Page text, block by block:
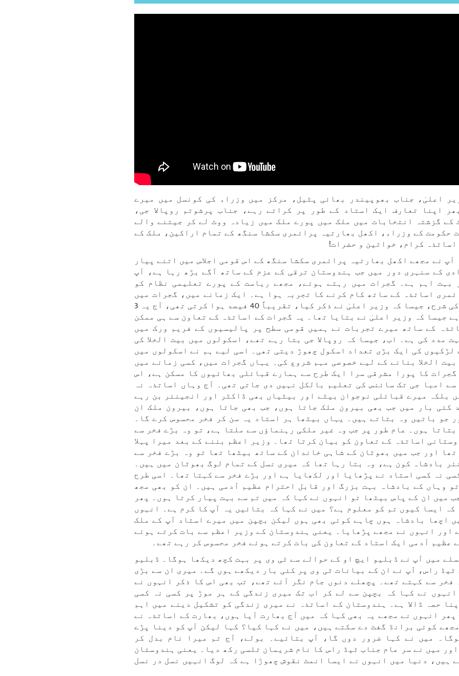
اعلیٰ، جناب بھوپیندر بھائی پٹیل، مرکز میں وزراء کی کونسل میں میرے
اپنا تعارف ایک استاد کے طور پر کراتے رہے، جناب پرشوتم روپالا جی،
کے گزشتہ انتخابات میں ملک میں پورے ملک میں زیادہ ووٹ لے کر جیتنے والے
حکومت کے وزراء، اکھل بھارتیہ پرائمری سکشا سنگھ کے تمام اراکین، ملک کے
کرام، خواتین و حضرات!
نے مجھے اکھل بھارتیہ پرائمری سکشا سنگھ کے اس قومی اجلاس میں اتنے پیار
کے سنہری دور میں جب ہندوستان ترقی کے عزم کے ساتھ آگے بڑھ رہا ہے، آپ
بہت اہم ہے۔ گجرات میں رہتے ہوئے، مجھے ریاست کے پورے تعلیمی نظام کو
اساتذہ کے ساتھ کام کرنے کا تجربہ ہوا ہے۔ ایک زمانے میں، گجرات میں
بچوں کے اسکول چھوڑنے کی شرح، جیسا کہ وزیر اعلیٰ نے ذکر کیا، تقریباً 40 فیصد ہوا کرتی تھی، آج یہ 3
جیسا کہ وزیر اعلیٰ نے بتایا تھا۔ یہ گجرات کے اساتذہ کے تعاون سے ہی ممکن
کے ساتھ میرے تجربات نے ہمیں قومی سطح پر پالیسیوں کے فریم ورک میں
مدد کی ہے۔ اب، جیسا کہ روپالا جی بتا رہے تھے، اسکولوں میں بیت الخلا کی
لڑکیوں کی ایک بڑی تعداد اسکول چھوڑ دیتی تھی۔ اسی لیے ہم نے اسکولوں میں
الخلا بنانے کے لیے خصوصی مہم شروع کی۔ یہاں گجرات میں، کسی زمانے میں
کا پورا مشرقی سرا ایک طرح سے ہمارے قبائلی بھائیوں کا مسکن ہے، اس
سے امبا جی تک سائنس کی تعلیم بالکل نہیں دی جاتی تھی۔ آج وہاں اساتذہ نہ
بلکہ میرے قبائلی نوجوان بیٹے اور بیٹیاں بھی ڈاکٹر اور انجینئر بن رہے
کئی بار میں جب بھی بیرون ملک جاتا ہوں، جب بھی جاتا ہوں، بیرون ملک ان
جو باتیں وہ بتاتے ہیں۔ یہاں بیٹھا ہر استاد یہ سن کر فخر محسوس کرے گا۔
ہوں۔ عام طور پر جب وہ غیر ملکی رہنماؤں سے ملتا ہے، تو وہ بڑے فخر سے
اساتذہ کے تعاون کو بیان کرتا تھا۔ وزیر اعظم بننے کے بعد میرا پہلا
اور جب میں بھوٹان کے شاہی خاندان کے ساتھ بیٹھا تھا تو وہ بڑے فخر سے
بادشاہ کون ہے، وہ بتا رہا تھا کہ میری نسل کے تمام لوگ بھوٹان میں ہیں۔
نہ کسی استاد نے پڑھایا اور لکھایا ہے اور بڑے فخر سے کہتا تھا۔ اسی طرح
وہاں کے بادشاہ بہت بزرگ اور قابل احترام عظیم آدمی ہیں۔ ان کو بھی مجھ
میں ان کے پاس بیٹھا تو انہوں نے کہا کہ میں تم سے بہت پیار کرتا ہوں۔ پھر
کہ ایسا کیوں تم کو معلوم ہے؟ میں نے کہا کہ بتائیں یہ آپ کا کرم ہے۔ انہوں
اچھا بادشاہ ہوں چاہے کوئی بھی ہوں لیکن بچپن میں میرے استاد آپ کے ملک
اور انہوں نے مجھے پڑھایا۔ یعنی ہندوستان کے وزیر اعظم سے بات کرتے ہوئے
عظیم آدمی ایک استاد کے تعاون کی بات کرتے ہوئے فخر محسوس کر رہے تھے۔
میں آپ نے ڈبلیو ایچ او کے حوالے سے ٹی وی پر بہت کچھ دیکھا ہوگا۔ ڈبلیو
راس، آپ نے ان کے بیانات ٹی وی پر کئی بار دیکھے ہوں گے۔ میری ان سے بڑی
فخر سے کہتے تھے۔ پچھلے دنوں جام نگر آئے تھے، تب بھی اس کا ذکر انہوں نے
نے کہا کہ بچپن سے لے کر اب تک میری زندگی کے ہر موڑ پر کسی نہ کسی
حصہ ڈالا ہے۔ ہندوستان کے اساتذہ نے میری زندگی کو تشکیل دینے میں اہم
انہوں نے مجھے یہ بھی کہا کہ میں آج بھارت آیا ہوں، بھارت کے اساتذہ نے
کوئی برانڈ گفٹ دے سکتے ہیں، میں نے کہا کیا؟ کہا لیکن آپ کو دینا پڑے
میں نے کہا ضرور دوں گا، آپ بتائیے۔ بولے، آج تم میرا نام بدل کر
میں نے سر عام جناب ٹیڈ راس کا نام شریمان تلسی رکھ دیا۔ یعنی ہندوستان
ہیں، دنیا میں انہوں نے ایسا انمٹ نقوش چھوڑا ہے کہ لوگ انہیں نسل در نسل